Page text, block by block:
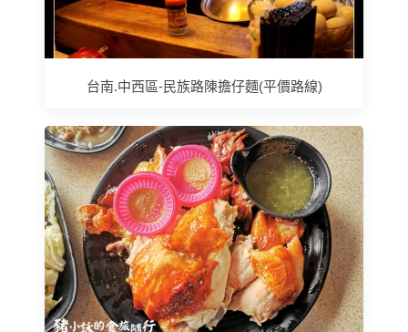
台南.中西區-民族路陳擔仔麵(平價路線)